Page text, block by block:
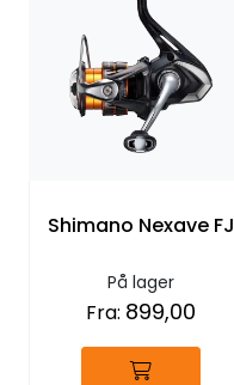
Shimano Nexave FJ
På lager
Fra: 899,00